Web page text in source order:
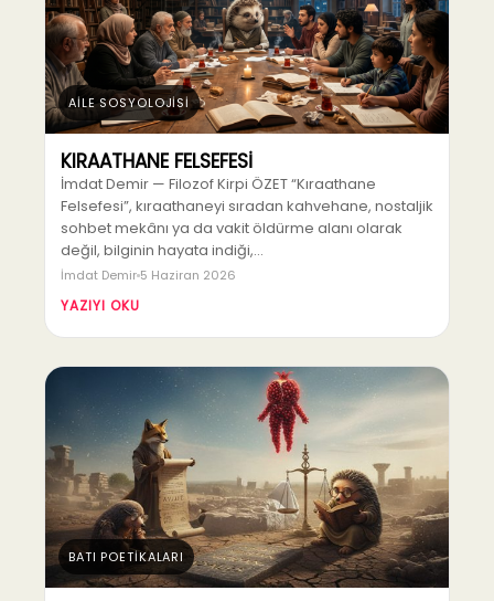
AİLE SOSYOLOJİSİ
KIRAATHANE FELSEFESİ
İmdat Demir — Filozof Kirpi ÖZET “Kıraathane
Felsefesi”, kıraathaneyi sıradan kahvehane, nostaljik
sohbet mekânı ya da vakit öldürme alanı olarak
değil, bilginin hayata indiği,…
İmdat Demir 5 Haziran 2026
YAZIYI OKU
BATI POETİKALARI